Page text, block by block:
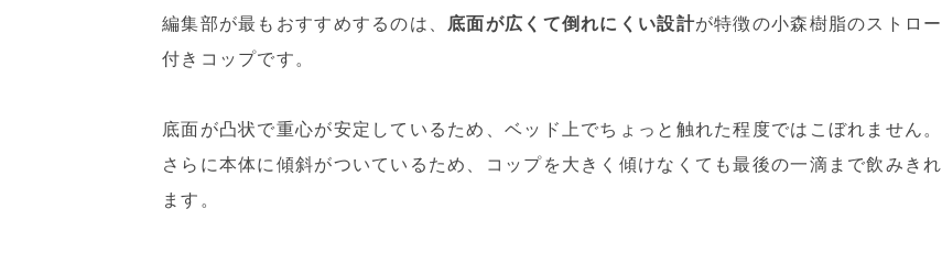
編集部が最もおすすめするのは、 底面が広くて倒れにくい設計が特徴の小森樹脂のストロー
付きコップです。
底面が凸状で重心が安定しているため、ベッド上でちょっと触れた程度ではこぼれません。
さらに本体に傾斜がついているため、コップを大きく傾けなくても最後の一滴まで飲みきれ
ます。